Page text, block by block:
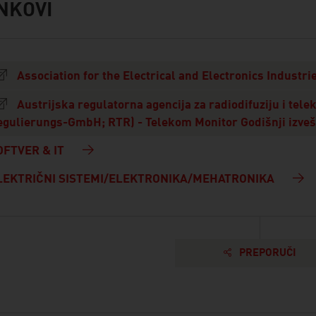
Association for the Electrical and Electronics
Austrijska regulatorna agencija za radiodifuziju i
GmbH; RTR) - Telekom Monitor Godišnji
& IT
SISTEMI/ELEKTRONIKA/MEHATRONIKA
PREPORUČI